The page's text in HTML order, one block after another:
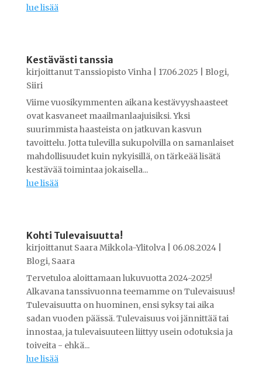
lue lisää
Kestävästi tanssia
kirjoittanutTanssiopisto Vinha| 17.06.2025 Blogi,
Siiri
Viime vuosikymmenten aikana kestävyyshaasteet
ovat kasvaneet maailmanlaajuisiksi. Yksi
suurimmista haasteista on jatkuvan kasvun
tavoittelu. Jotta tulevilla sukupolvilla on samanlaiset
mahdollisuudet kuin nykyisillä, on tärkeää lisätä
kestävää toimintaa jokaisella...
lue lisää
Kohti Tulevaisuutta!
kirjoittanut Saara Mikkola-Ylitolva| 06.08.2024|
Blogi, Saara
Tervetuloa aloittamaan lukuvuotta 2024-2025!
Alkavana tanssivuonna teemamme on Tulevaisuus!
Tulevaisuutta on huominen, ensi syksy tai aika
sadan vuoden päässä. Tulevaisuus voi jännittää tai
innostaa, ja tulevaisuuteen liittyy usein odotuksia ja
toiveita - ehkä...
lue lisää